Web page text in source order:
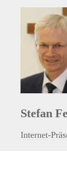
Stefan
Internet-